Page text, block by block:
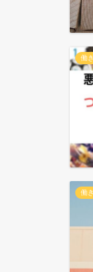
働
働